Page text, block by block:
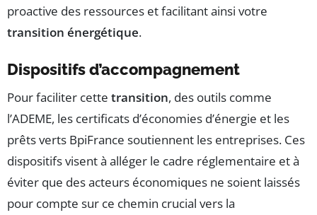
proactive des ressources et facilitant ainsi votre
transition énergétique.
Dispositifs d’accompagnement
Pour faciliter cette transition, des outils comme
l’ADEME, les certificats d’économies d’énergie et les
prêts verts BpiFrance soutiennent les entreprises. Ces
dispositifs visent à alléger le cadre réglementaire et à
éviter que des acteurs économiques ne soient laissés
pour compte sur ce chemin crucial vers la